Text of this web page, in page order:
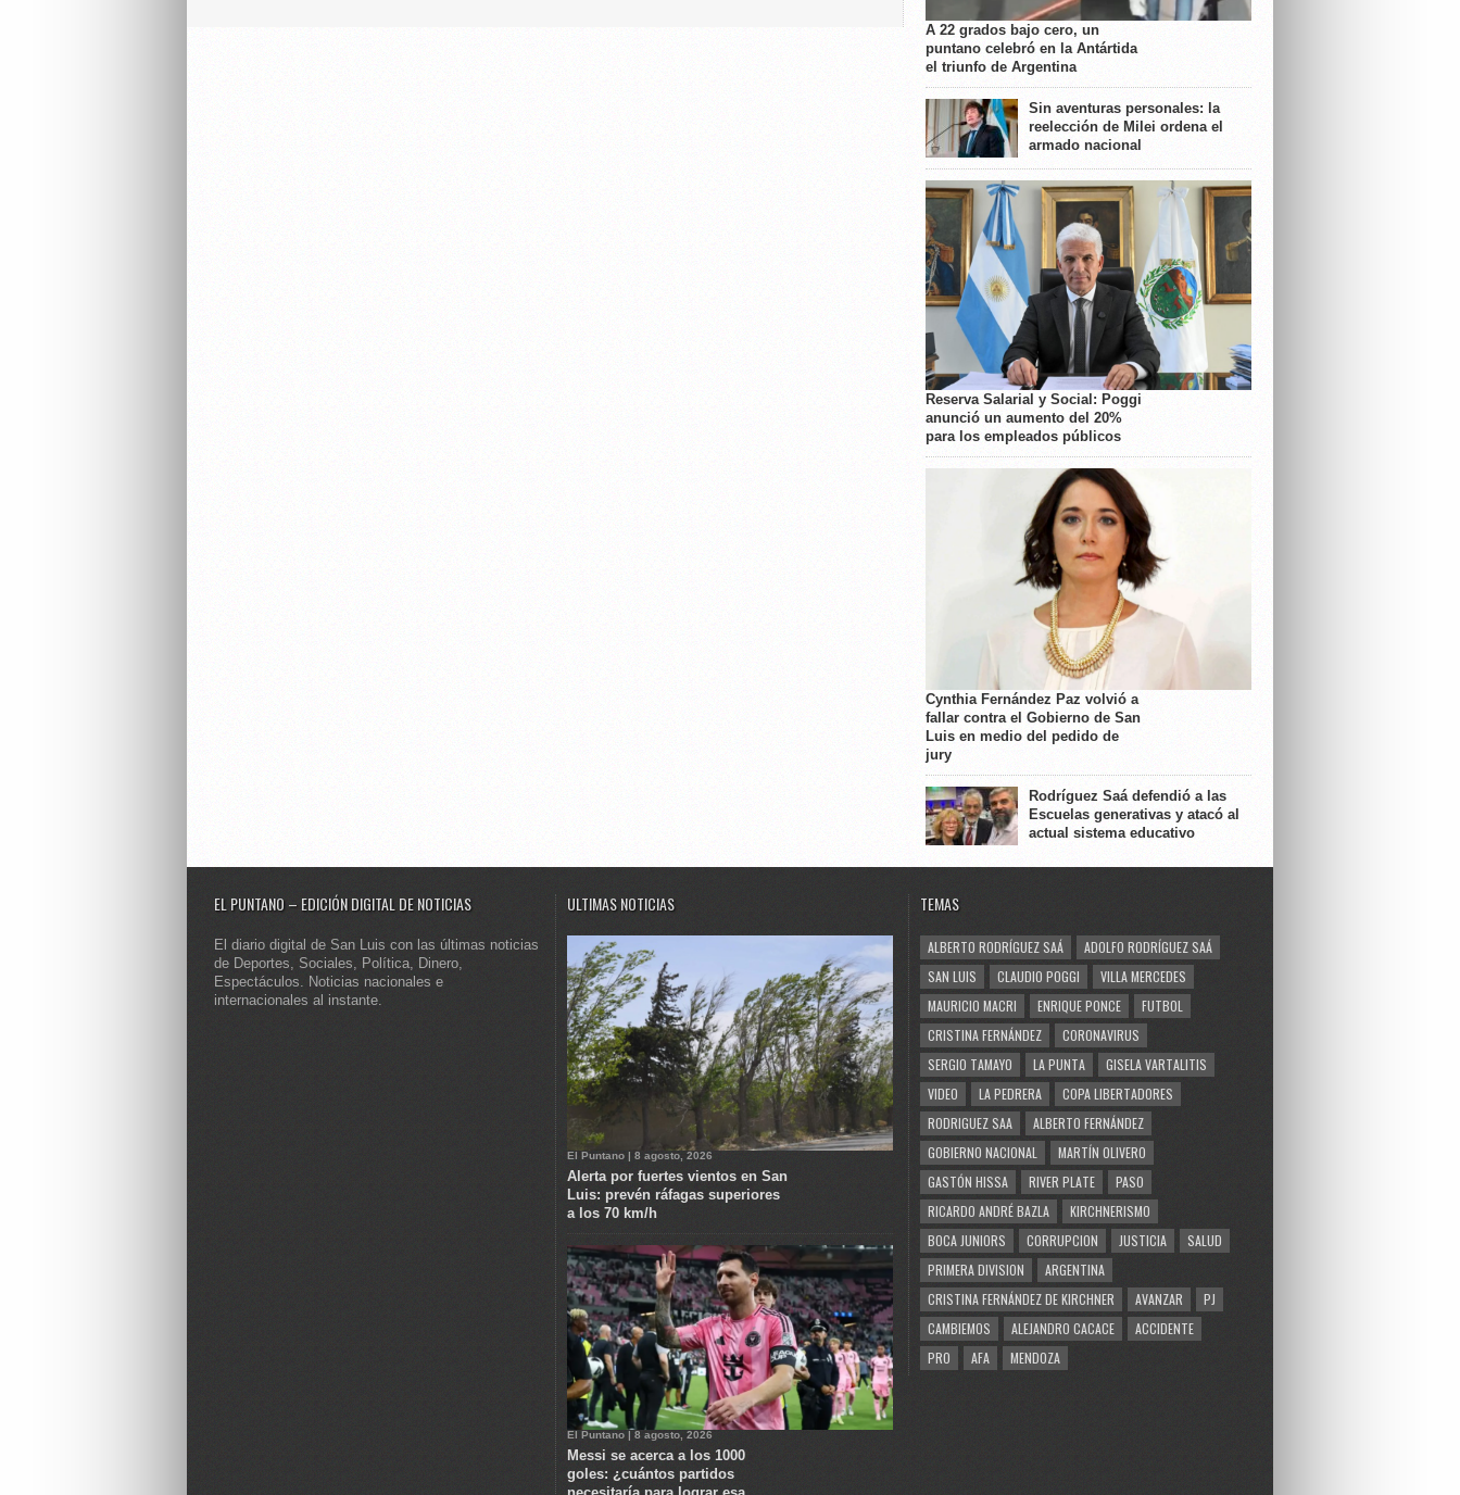
A 22 grados bajo cero, un
puntano celebró en la Antártida
el triunfo de Argentina
Sin aventuras personales: la
reelección de Milei ordena el
armado nacional
Reserva Salarial y Social: Poggi
anunció un aumento del 20%
para los empleados públicos
Cynthia Fernández Paz volvió a
fallar contra el Gobierno de San
Luis en medio del pedido de
jury
Rodríguez Saá defendió a las
Escuelas generativas y atacó al
actual sistema educativo
EL PUNTANO – EDICIÓN DIGITAL DE NOTICIAS
El diario digital de San Luis con las últimas noticias
de Deportes, Sociales, Política, Dinero,
Espectáculos. Noticias nacionales e
internacionales al instante.
ULTIMAS NOTICIAS
El Puntano | 8 agosto, 2026
Alerta por fuertes vientos en San
Luis: prevén ráfagas superiores
a los 70 km/h
El Puntano | 8 agosto, 2026
Messi se acerca a los 1000
goles: ¿cuántos partidos
TEMAS
ALBERTO RODRÍGUEZ SAÁ
ADOLFO RODRÍGUEZ SAÁ
SAN LUIS
CLAUDIO POGGI
VILLA MERCEDES
MAURICIO MACRI
ENRIQUE PONCE
FUTBOL
CRISTINA FERNÁNDEZ
CORONAVIRUS
SERGIO TAMAYO
LA PUNTA
GISELA VARTALITIS
VIDEO
LA PEDRERA
COPA LIBERTADORES
RODRIGUEZ SAA
ALBERTO FERNÁNDEZ
GOBIERNO NACIONAL
MARTÍN OLIVERO
GASTÓN HISSA
RIVER PLATE
PASO
RICARDO ANDRÉ BAZLA
KIRCHNERISMO
BOCA JUNIORS
CORRUPCION JUSTICIA
SALUD
PRIMERA DIVISION
ARGENTINA
CRISTINA FERNÁNDEZ DE KIRCHNER
AVANZAR
PJ
CAMBIEMOS
ALEJANDRO CACACE
ACCIDENTE
PRO
AFA MENDOZA